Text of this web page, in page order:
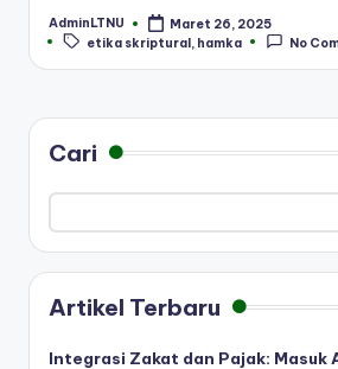
Posted
by
AdminLTNU Maret 26, 2025
Tags:
etika skriptural hamka No
Cari
Artikel Terbaru
Integrasi Zakat dan Pajak: Masuk